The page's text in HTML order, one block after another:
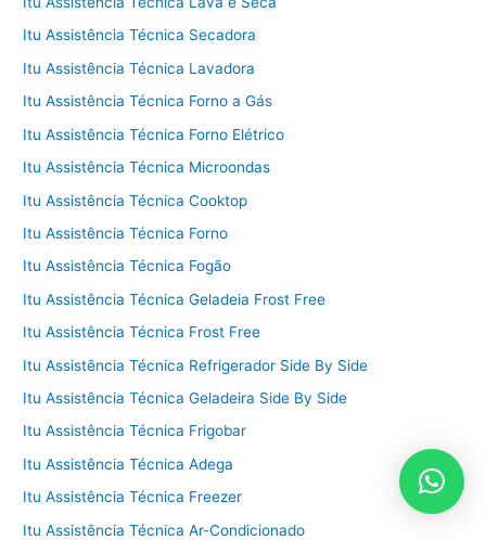
Itu Assistência Técnica Secadora
Itu Assistência Técnica Lavadora
Itu Assistência Técnica Forno a Gás
Itu Assistência Técnica Forno Elétrico
Itu Assistência Técnica Microondas
Itu Assistência Técnica Cooktop
Itu Assistência Técnica Forno
Itu Assistência Técnica Fogão
Itu Assistência Técnica Geladeia Frost Free
Itu Assistência Técnica Frost Free
Itu Assistência Técnica Refrigerador Side By Side
Itu Assistência Técnica Geladeira Side By Side
Itu Assistência Técnica Frigobar
Itu Assistência Técnica Adega
Itu Assistência Técnica Freezer
Itu Assistência Técnica Ar-Condicionado